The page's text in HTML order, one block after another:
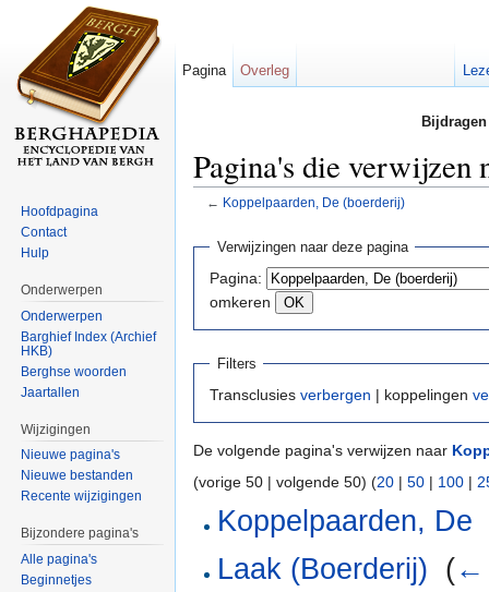
Pagina's die verwijzen
← Koppelpaarden, De (boerderij)
Verwijzingen naar deze pagina
Pagina:
omkeren
Filters
Transclusies verbergen | koppelingen
De volgende pagina's verwijzen naar
(vorige 50 | volgende 50) (20 | 50 | 100 |
Koppelpaarden, De
Laak (Boerderij) (←
Pagina Overleg
Hoofdpagina
Contact
Hulp
Onderwerpen
Onderwerpen
Barghief Index (Archief
HKB)
Berghse woorden
Jaartallen
Wijzigingen
Nieuwe pagina's
Nieuwe bestanden
Recente wijzigingen
Bijzondere pagina's
Alle pagina's
Beginnetjes